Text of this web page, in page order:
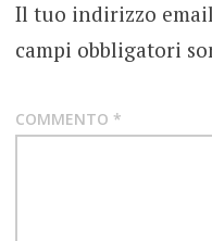
HOT
PEPPERS
Il tuo indirizzo
campi obbligatori
COMMENTO *